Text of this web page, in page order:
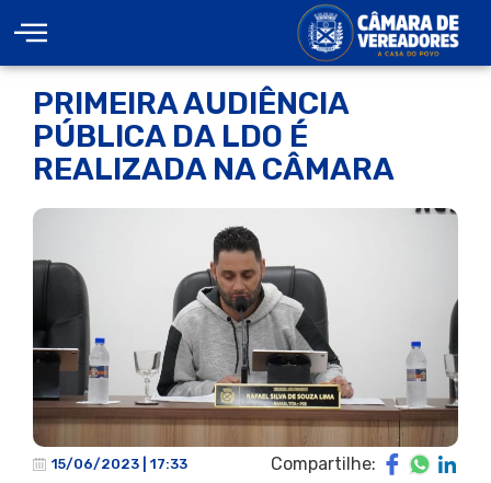
PRIMEIRA AUDIÊNCIA
PÚBLICA DA LDO É
REALIZADA NA CÂMARA
15/06/2023 | 17:33 Compartilhe: